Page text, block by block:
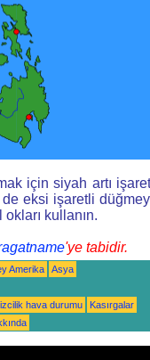
için siyah artı
eksi işaretli
kullanın.
'ye tabidir.
Amerika
Asya
hava durumu
Kasırgalar